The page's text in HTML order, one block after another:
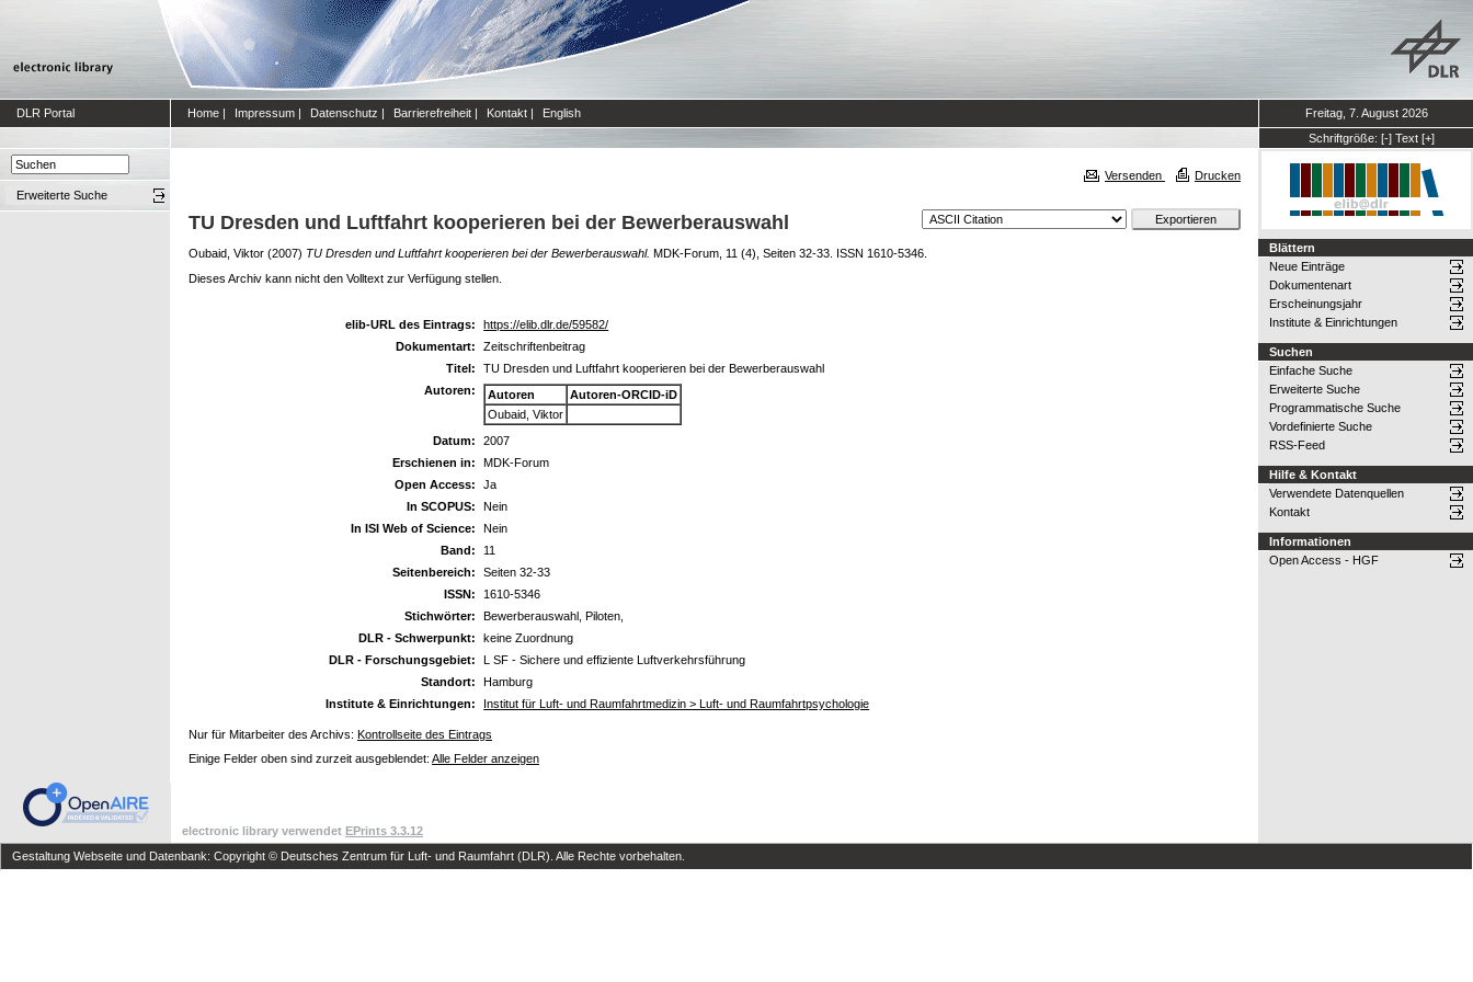
DLR Portal Home | Impressum | Datenschutz | Barrierefreiheit | Kontakt | English
Freitag, 7. August 2026
Schriftgröße: [-] Text [+]
Erweiterte Suche
Versenden Drucken
TU Dresden und Luftfahrt kooperieren bei der Bewerberauswahl
Oubaid, Viktor (2007) TU Dresden und Luftfahrt kooperieren bei der Bewerberauswahl. MDK-Forum, 11 (4), Seiten 32-33. ISSN 1610-5346.
Dieses Archiv kann nicht den Volltext zur Verfügung stellen.
elib-URL des Eintrags:
https://elib.dlr.de/59582/
Dokumentart:
Zeitschriftenbeitrag
Titel:
TU Dresden und Luftfahrt kooperieren bei der Bewerberauswahl
Autoren:
Autoren
Autoren-ORCID-iD
Oubaid, Viktor
Datum:
2007
Erschienen in:
MDK-Forum
Open Access:
Ja
In SCOPUS:
Nein
In ISI Web of Science:
Nein
Band:
11
Seitenbereich:
Seiten 32-33
ISSN:
1610-5346
Stichwörter:
Bewerberauswahl, Piloten,
DLR - Schwerpunkt:
keine Zuordnung
DLR - Forschungsgebiet:
L SF - Sichere und effiziente Luftverkehrsführung
Standort:
Hamburg
Institute & Einrichtungen:
Institut für Luft- und Raumfahrtmedizin > Luft- und Raumfahrtpsychologie
Nur für Mitarbeiter des Archivs: Kontrollseite des Eintrags
Einige Felder oben sind zurzeit ausgeblendet: Alle Felder anzeigen
Blättern
Neue Einträge
Dokumentenart
Erscheinungsjahr
Institute & Einrichtungen
Suchen
Einfache Suche
Erweiterte Suche
Programmatische Suche
Vordefinierte Suche
RSS-Feed
Hilfe & Kontakt
Verwendete Datenquellen
Kontakt
Informationen
Open Access - HGF
electronic library verwendet EPrints 3.3.12
Gestaltung Webseite und Datenbank: Copyright © Deutsches Zentrum für Luft- und Raumfahrt (DLR). Alle Rechte vorbehalten.